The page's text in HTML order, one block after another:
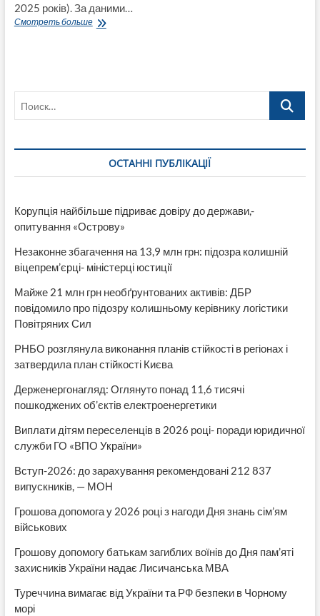
2025 років). За даними…
Смотреть большеСправа
Поиск…
ОСТАННІ ПУБЛІКАЦІЇ
Корупція найбільше підриває довіру до держави,-
опитування «Острову»
Незаконне збагачення на 13,9 млн грн: підозра колишній
віцепрем’єрці- міністерці юстиції
Майже 21 млн грн необґрунтованих активів: ДБР
повідомило про підозру колишньому керівнику логістики
Повітряних Сил
РНБО розглянула виконання планів стійкості в регіонах і
затвердила план стійкості Києва
Держенергонагляд: Оглянуто понад 11,6 тисячі
пошкоджених об’єктів електроенергетики
Виплати дітям переселенців в 2026 році- поради юридичної
служби ГО «ВПО України»
Вступ-2026: до зарахування рекомендовані 212 837
випускників, — МОН
Грошова допомога у 2026 році з нагоди Дня знань сім’ям
військових
Грошову допомогу батькам загиблих воїнів до Дня пам’яті
захисників України надає Лисичанська МВА
Туреччина вимагає від України та РФ безпеки в Чорному
морі